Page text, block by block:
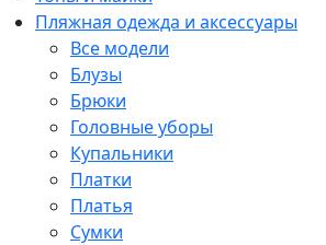
Пляжная одежда и аксессуары
Все модели
Блузы
Брюки
Головные уборы
Купальники
Платки
Платья
Сумки